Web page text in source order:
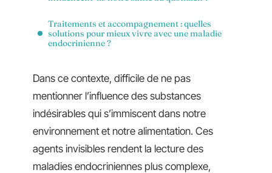
Traitements et accompagnement : quelles
solutions pour mieux vivre avec une maladie
endocrinienne ?
Dans ce contexte, difficile de ne pas
mentionner l’influence des substances
indésirables qui s’immiscent dans notre
environnement et notre alimentation. Ces
agents invisibles rendent la lecture des
maladies endocriniennes plus complexe,